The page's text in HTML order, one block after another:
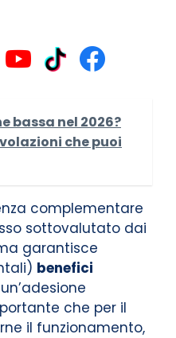
bassa nel 2026?
che puoi
complementare
sottovalutato dai
garantisce
benefici
che per il
il funzionamento,